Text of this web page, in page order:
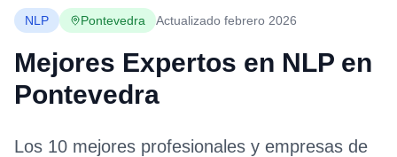
NLP Pontevedra Actualizado febrero 2026
Mejores Expertos en NLP en
Pontevedra
Los 10 mejores profesionales y empresas de